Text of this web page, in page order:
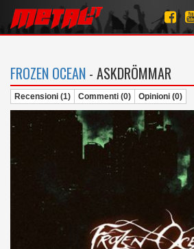
FROZEN OCEAN - ASKDRÖMMAR
Recensioni (1) Commenti (0) Opinioni (0)